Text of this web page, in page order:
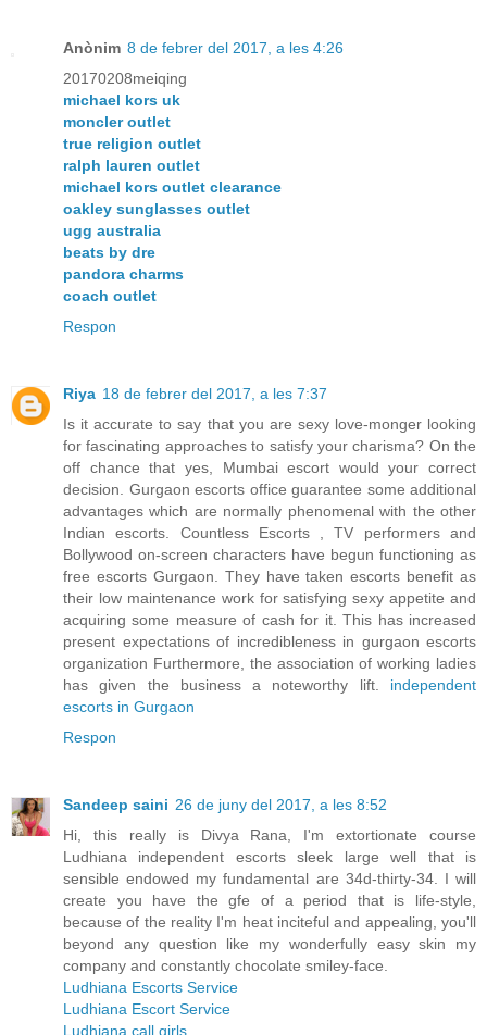
Anònim 8 de febrer del 2017, a les 4:26
20170208meiqing
michael kors uk
moncler outlet
true religion outlet
ralph lauren outlet
michael kors outlet clearance
oakley sunglasses outlet
ugg australia
beats by dre
pandora charms
coach outlet
Respon
Riya 18 de febrer del 2017, a les 7:37
Is it accurate to say that you are sexy love-monger looking
for fascinating approaches to satisfy your charisma? On the
off chance that yes, Mumbai escort would your correct
decision. Gurgaon escorts office guarantee some additional
advantages which are normally phenomenal with the other
Indian escorts. Countless Escorts , TV performers and
Bollywood on-screen characters have begun functioning as
free escorts Gurgaon. They have taken escorts benefit as
their low maintenance work for satisfying sexy appetite and
acquiring some measure of cash for it. This has increased
present expectations of incredibleness in gurgaon escorts
organization Furthermore, the association of working ladies
has given the business a noteworthy lift. independent
escorts in Gurgaon
Respon
Sandeep saini 26 de juny del 2017, a les 8:52
Hi, this really is Divya Rana, I'm extortionate course
Ludhiana independent escorts sleek large well that is
sensible endowed my fundamental are 34d-thirty-34. I will
create you have the gfe of a period that is life-style,
because of the reality I'm heat inciteful and appealing, you'll
beyond any question like my wonderfully easy skin my
company and constantly chocolate smiley-face.
Ludhiana Escorts Service
Ludhiana Escort Service
Ludhiana call girls